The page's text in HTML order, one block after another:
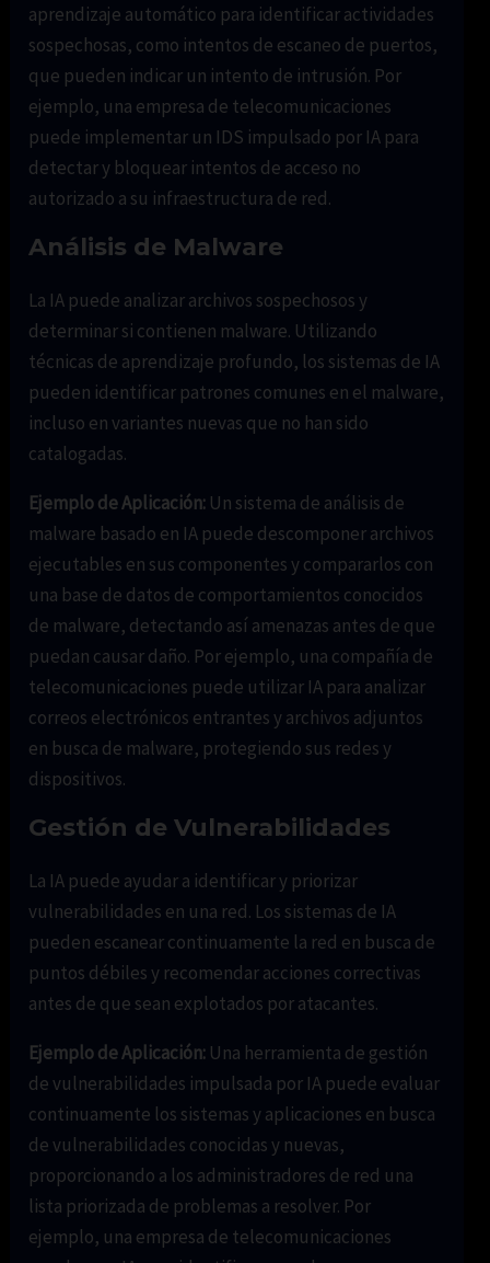
aprendizaje automático para identificar actividades
sospechosas, como intentos de escaneo de puertos,
que pueden indicar un intento de intrusión. Por
ejemplo, una empresa de telecomunicaciones
puede implementar un IDS impulsado por IA para
detectar y bloquear intentos de acceso no
autorizado a su infraestructura de red.
Análisis de Malware
La IA puede analizar archivos sospechosos y
determinar si contienen malware. Utilizando
técnicas de aprendizaje profundo, los sistemas de IA
pueden identificar patrones comunes en el malware,
incluso en variantes nuevas que no han sido
catalogadas.
Ejemplo de Aplicación: Un sistema de análisis de
malware basado en IA puede descomponer archivos
ejecutables en sus componentes y compararlos con
una base de datos de comportamientos conocidos
de malware, detectando así amenazas antes de que
puedan causar daño. Por ejemplo, una compañía de
telecomunicaciones puede utilizar IA para analizar
correos electrónicos entrantes y archivos adjuntos
en busca de malware, protegiendo sus redes y
dispositivos.
Gestión de Vulnerabilidades
La IA puede ayudar a identificar y priorizar
vulnerabilidades en una red. Los sistemas de IA
pueden escanear continuamente la red en busca de
puntos débiles y recomendar acciones correctivas
antes de que sean explotados por atacantes.
Ejemplo de Aplicación: Una herramienta de gestión
de vulnerabilidades impulsada por IA puede evaluar
continuamente los sistemas y aplicaciones en busca
de vulnerabilidades conocidas y nuevas,
proporcionando a los administradores de red una
lista priorizada de problemas a resolver. Por
ejemplo, una empresa de telecomunicaciones